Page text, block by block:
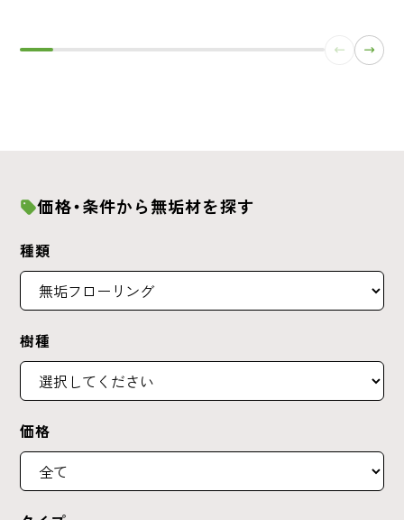
価格・条件から無垢材を探す
種類
樹種
価格